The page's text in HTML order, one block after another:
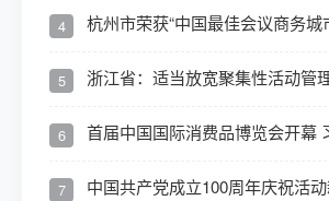
4 杭州市荣获“中国最佳会议商务城
5 浙江省：适当放宽聚集性活动管
6 首届中国国际消费品博览会开幕
7 中国共产党成立100周年庆祝活